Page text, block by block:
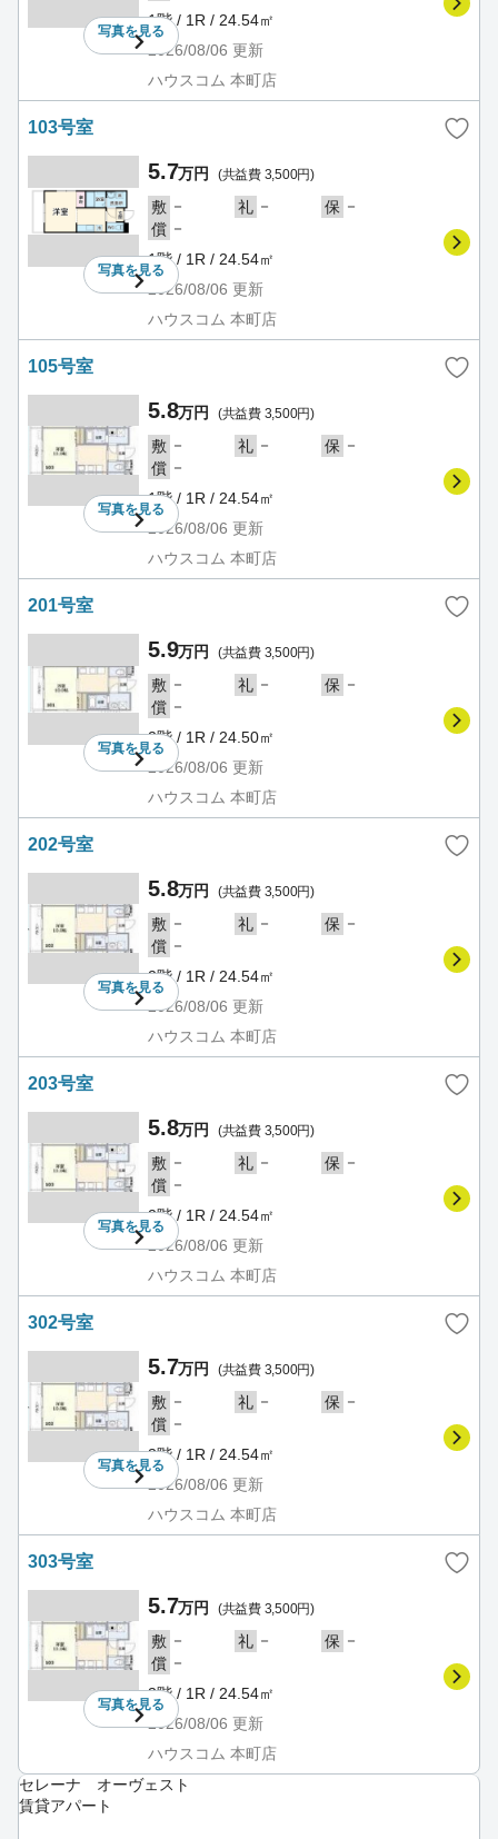
写真を見る
1階 / 1R / 24.54㎡
2026/08/06 更新
ハウスコム 本町店
103号室
写真を見る
5.7万円 (共益費 3,500円)
敷 － 礼 － 保 －
償 －
1階 / 1R / 24.54㎡
2026/08/06 更新
ハウスコム 本町店
105号室
写真を見る
5.8万円 (共益費 3,500円)
敷 － 礼 － 保 －
償 －
1階 / 1R / 24.54㎡
2026/08/06 更新
ハウスコム 本町店
201号室
写真を見る
5.9万円 (共益費 3,500円)
敷 － 礼 － 保 －
償 －
2階 / 1R / 24.50㎡
2026/08/06 更新
ハウスコム 本町店
202号室
写真を見る
5.8万円 (共益費 3,500円)
敷 － 礼 － 保 －
償 －
2階 / 1R / 24.54㎡
2026/08/06 更新
ハウスコム 本町店
203号室
写真を見る
5.8万円 (共益費 3,500円)
敷 － 礼 － 保 －
償 －
2階 / 1R / 24.54㎡
2026/08/06 更新
ハウスコム 本町店
302号室
写真を見る
5.7万円 (共益費 3,500円)
敷 － 礼 － 保 －
償 －
3階 / 1R / 24.54㎡
2026/08/06 更新
ハウスコム 本町店
303号室
写真を見る
5.7万円 (共益費 3,500円)
敷 － 礼 － 保 －
償 －
3階 / 1R / 24.54㎡
2026/08/06 更新
ハウスコム 本町店
セレーナ オーヴェスト
賃貸アパート